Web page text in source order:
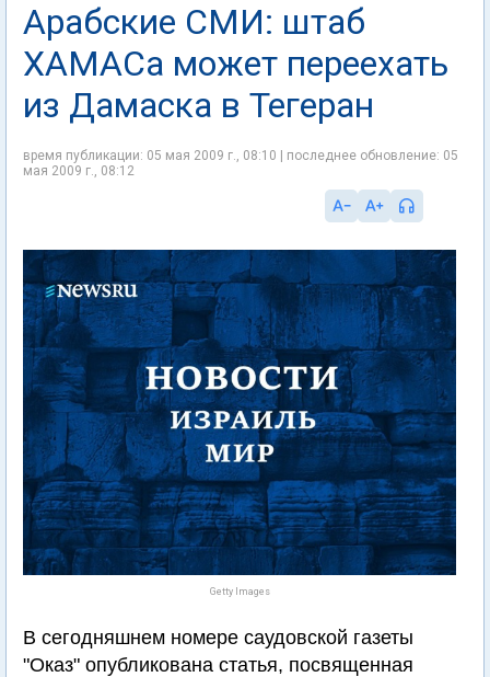
Арабские СМИ: штаб
ХАМАСа может переехать
из Дамаска в Тегеран
время публикации: 05 мая 2009 г., 08:10 | последнее обновление: 05
мая 2009 г., 08:12
Getty Images
В сегодняшнем номере саудовской газеты
"Оказ" опубликована статья, посвященная